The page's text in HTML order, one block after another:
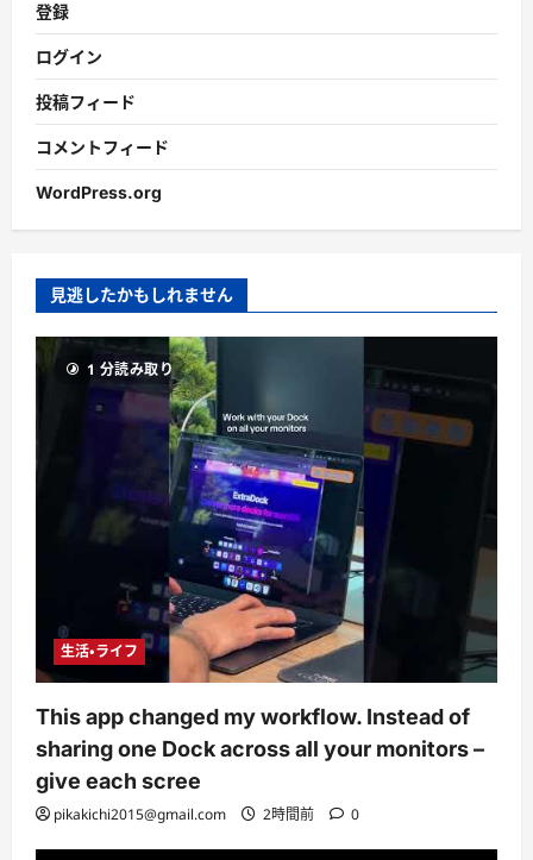
登録
ログイン
投稿フィード
コメントフィード
WordPress.org
見逃したかもしれません
1 分読み取り
生活・ライフ
This app changed my workflow. Instead of
sharing one Dock across all your monitors –
give each scree
pikakichi2015@gmail.com 2時間前 0